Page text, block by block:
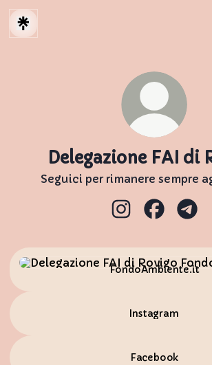
Delegazione FAI di
Seguici per rimanere sempre
FondoAmbiente.it
Instagram
Facebook